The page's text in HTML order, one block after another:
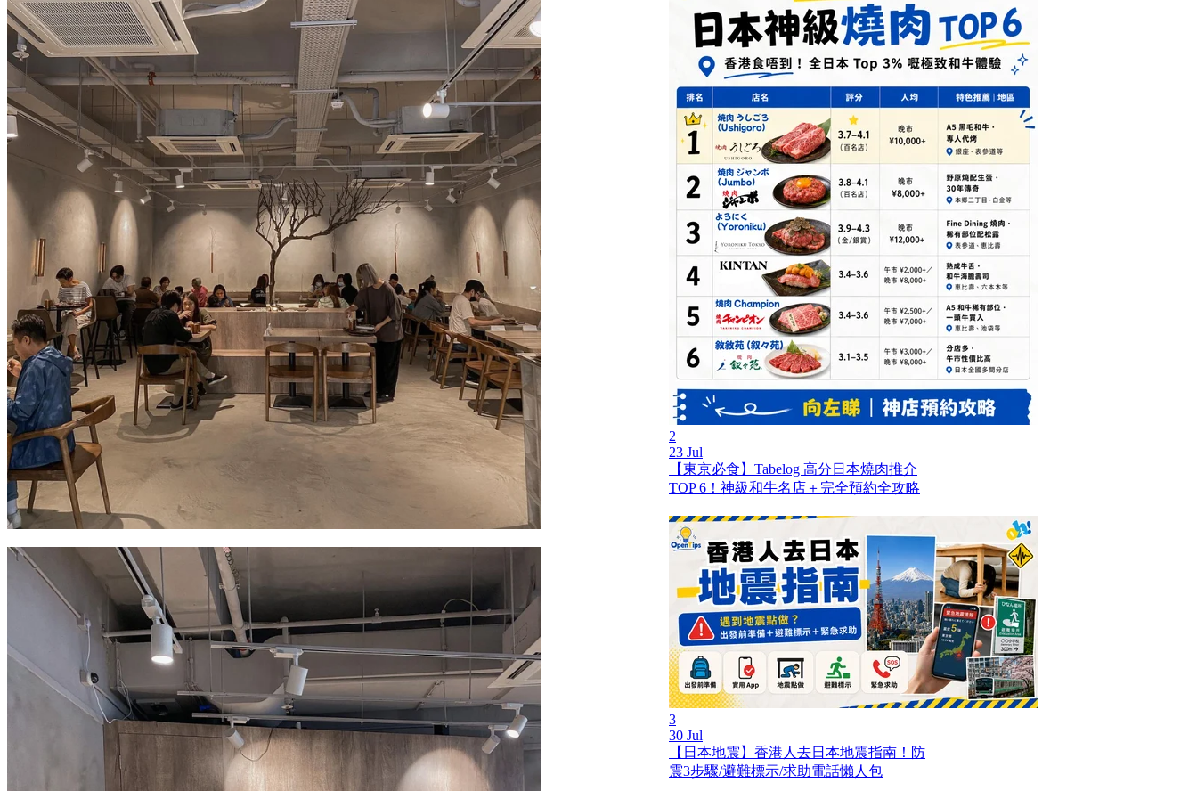
2
23 Jul
【東京必食】Tabelog 高分日本燒肉推介
TOP 6！神級和牛名店＋完全預約全攻略
3
30 Jul
【日本地震】香港人去日本地震指南！防
震3步驟/避難標示/求助電話懶人包